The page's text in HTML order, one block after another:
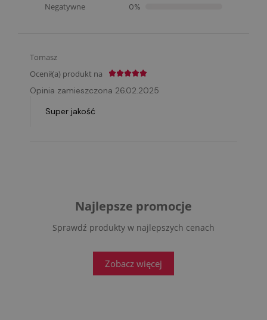
Negatywne 0%
Tomasz
Ocenił(a) produkt na
Opinia zamieszczona 26.02.2025
Super jakość
Najlepsze promocje
Sprawdź produkty w najlepszych cenach
Zobacz więcej